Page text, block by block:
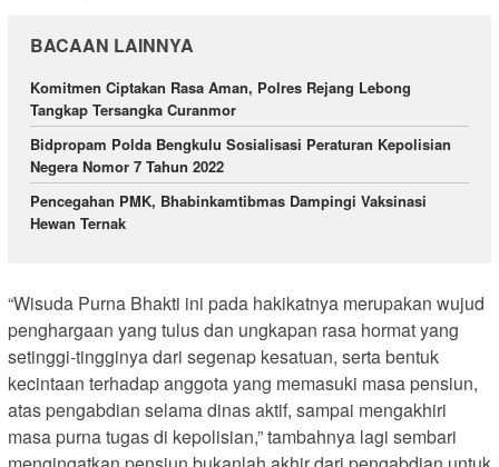
BACAAN LAINNYA
Komitmen Ciptakan Rasa Aman, Polres Rejang Lebong
Tangkap Tersangka Curanmor
Bidpropam Polda Bengkulu Sosialisasi Peraturan Kepolisian
Negera Nomor 7 Tahun 2022
Pencegahan PMK, Bhabinkamtibmas Dampingi Vaksinasi
Hewan Ternak
“Wisuda Purna Bhakti ini pada hakikatnya merupakan wujud
penghargaan yang tulus dan ungkapan rasa hormat yang
setinggi-tingginya dari segenap kesatuan, serta bentuk
kecintaan terhadap anggota yang memasuki masa pensiun,
atas pengabdian selama dinas aktif, sampai mengakhiri
masa purna tugas di kepolisian,” tambahnya lagi sembari